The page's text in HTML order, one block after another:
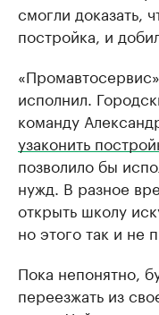
смогли доказать,
постройка, и
исполнил.
команду
узаконить
позволило бы
нужд. В разное
открыть школу
но этого так и не
Пока непонятно,
переезжать из